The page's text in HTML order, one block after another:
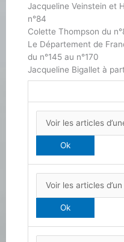
Jacqueline Veinstein et
n°84
Colette Thompson du
Le Département de
du n°145 au n°170
Jacqueline Bigallet à